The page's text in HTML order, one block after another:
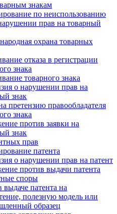
знакам
по неиспользованию
прав на товарный
охрана товарных
отказа в регистрации
знака
товарного знака
о нарушении прав на
знак
претензию правообладателя
знака
против заявки на
знак
прав
патента
о нарушении прав на патент
против выдачи патента
споры
выдаче патента на
полезную модель или
образец